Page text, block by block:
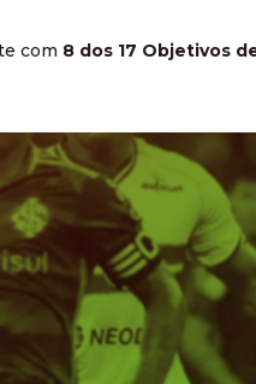
com 8 dos 17 Objetivos